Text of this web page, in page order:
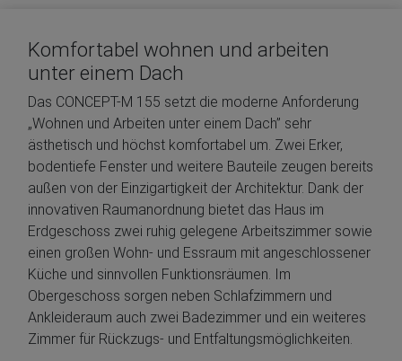
Komfortabel wohnen und arbeiten
unter einem Dach
Das CONCEPT-M 155 setzt die moderne Anforderung
„Wohnen und Arbeiten unter einem Dach” sehr
ästhetisch und höchst komfortabel um. Zwei Erker,
bodentiefe Fenster und weitere Bauteile zeugen bereits
außen von der Einzigartigkeit der Architektur. Dank der
innovativen Raumanordnung bietet das Haus im
Erdgeschoss zwei ruhig gelegene Arbeitszimmer sowie
einen großen Wohn- und Essraum mit angeschlossener
Küche und sinnvollen Funktionsräumen. Im
Obergeschoss sorgen neben Schlafzimmern und
Ankleideraum auch zwei Badezimmer und ein weiteres
Zimmer für Rückzugs- und Entfaltungsmöglichkeiten.